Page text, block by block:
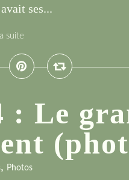
ses...
suite
: Le
, Photos